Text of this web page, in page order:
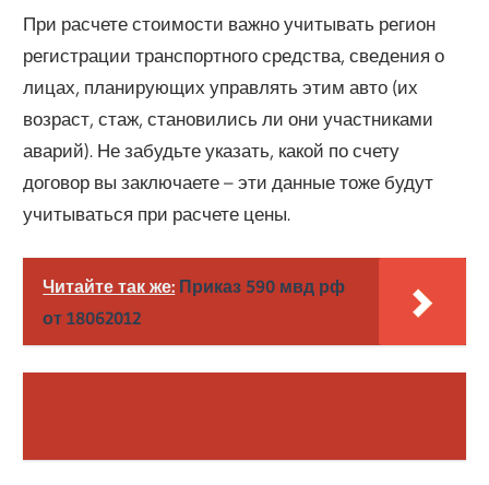
При расчете стоимости важно учитывать регион
регистрации транспортного средства, сведения о
лицах, планирующих управлять этим авто (их
возраст, стаж, становились ли они участниками
аварий). Не забудьте указать, какой по счету
договор вы заключаете – эти данные тоже будут
учитываться при расчете цены.
Читайте так же: Приказ 590 мвд рф
от 18062012